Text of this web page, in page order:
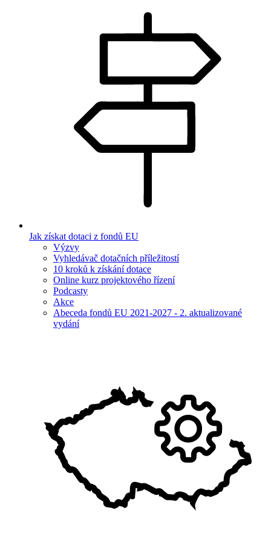
Jak získat dotaci z fondů EU
Výzvy
Vyhledávač dotačních příležitostí
10 kroků k získání dotace
Online kurz projektového řízení
Podcasty
Akce
Abeceda fondů EU 2021-2027 - 2. aktualizované
vydání